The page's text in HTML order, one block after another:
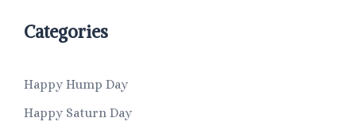
Categories
Happy Hump Day
Happy Saturn Day